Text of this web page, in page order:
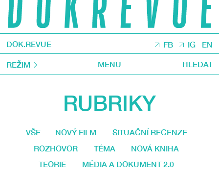
DOK.REVUE FB IG EN
REŽIM MENU HLEDAT
RUBRIKY
VŠE NOVÝ FILM
SITUAČNÍ RECENZE
ROZHOVOR
TÉMA
NOVÁ KNIHA
TEORIE
MÉDIA A DOKUMENT 2.0